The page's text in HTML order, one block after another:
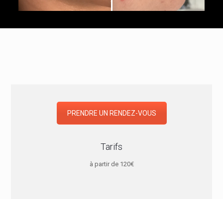
PRENDRE UN RENDEZ-VOUS
Tarifs
à partir de 120€